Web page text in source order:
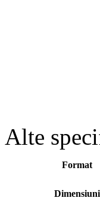
Alte
Format
Dimensiuni